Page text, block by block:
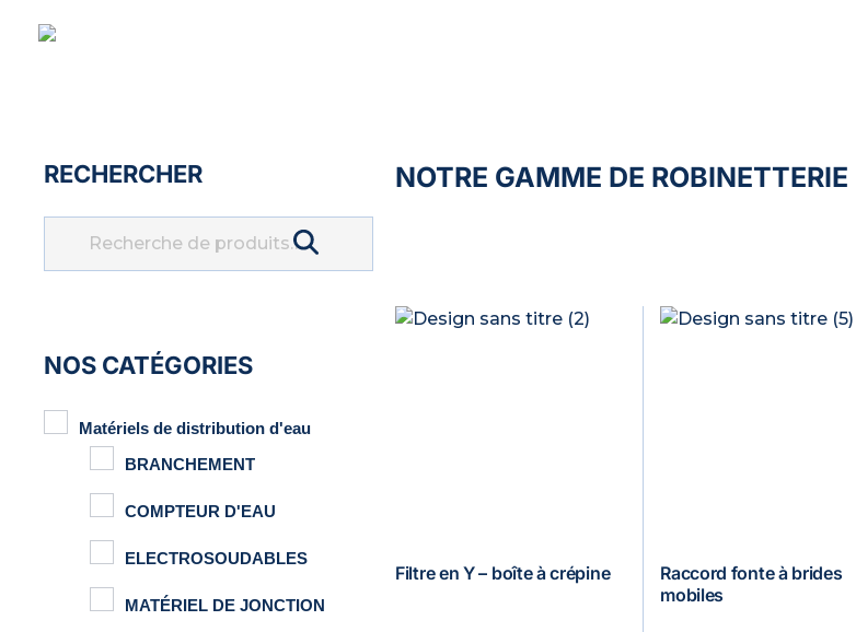
RECHERCHER
Recherche
NOS CATÉGORIES
Matériels de distribution d'eau
BRANCHEMENT
COMPTEUR D'EAU
ELECTROSOUDABLES
MATÉRIEL DE JONCTION
NOTRE GAMME DE ROBINETTERIE
Filtre en Y – boîte à crépine
Raccord fonte à brides
mobiles